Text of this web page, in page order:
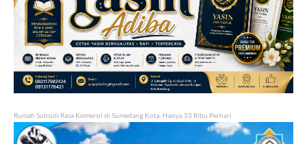
Rumah Subsidi Rasa Komersil di Sumedang Kota, Hanya 33 Ribu Perhari